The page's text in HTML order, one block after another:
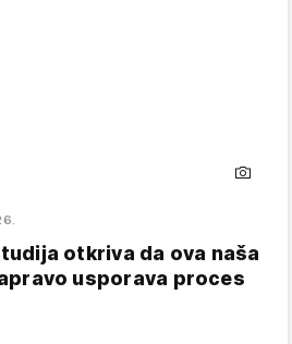
otkriva da ova naša
usporava proces